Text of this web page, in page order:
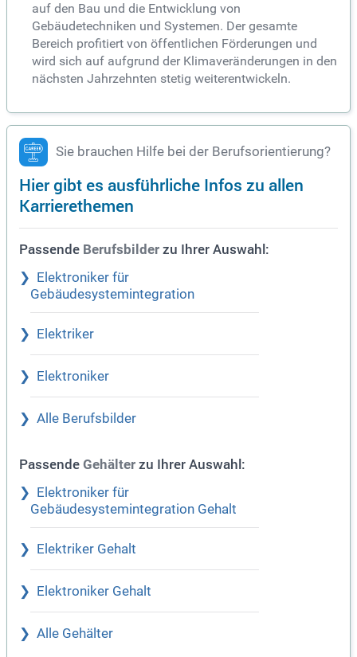
auf den Bau und die Entwicklung von
Gebäudetechniken und Systemen. Der gesamte
Bereich profitiert von öffentlichen Förderungen und
wird sich auf aufgrund der Klimaveränderungen in den
nächsten Jahrzehnten stetig weiterentwickeln.
Sie brauchen Hilfe bei der Berufsorientierung?
Hier gibt es ausführliche Infos zu allen
Karrierethemen
Passende Berufsbilder zu Ihrer Auswahl:
Elektroniker für
Gebäudesystemintegration
Elektriker
Elektroniker
Alle Berufsbilder
Passende Gehälter zu Ihrer Auswahl:
Elektroniker für
Gebäudesystemintegration Gehalt
Elektriker Gehalt
Elektroniker Gehalt
Alle Gehälter